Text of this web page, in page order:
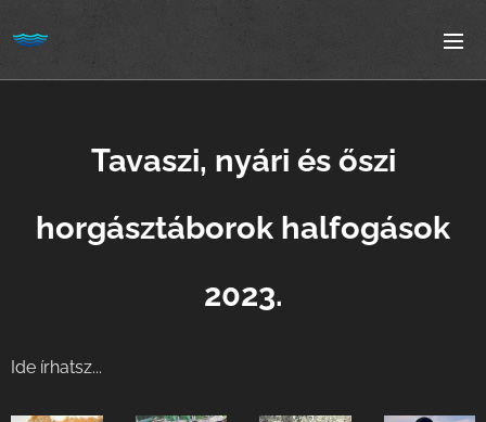
Tavaszi, nyári és őszi
horgásztáborok halfogások
2023.
Ide írhatsz...